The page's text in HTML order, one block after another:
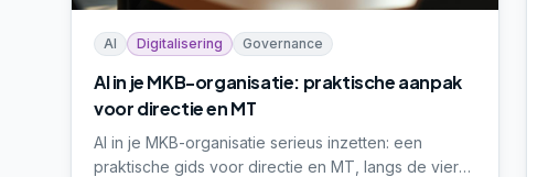
AI Digitalisering Governance
AI in je MKB-organisatie: praktische aanpak
voor directie en MT
AI in je MKB-organisatie serieus inzetten: een
praktische gids voor directie en MT, langs de vier